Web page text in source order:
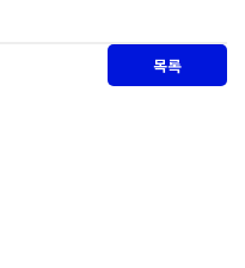
목록